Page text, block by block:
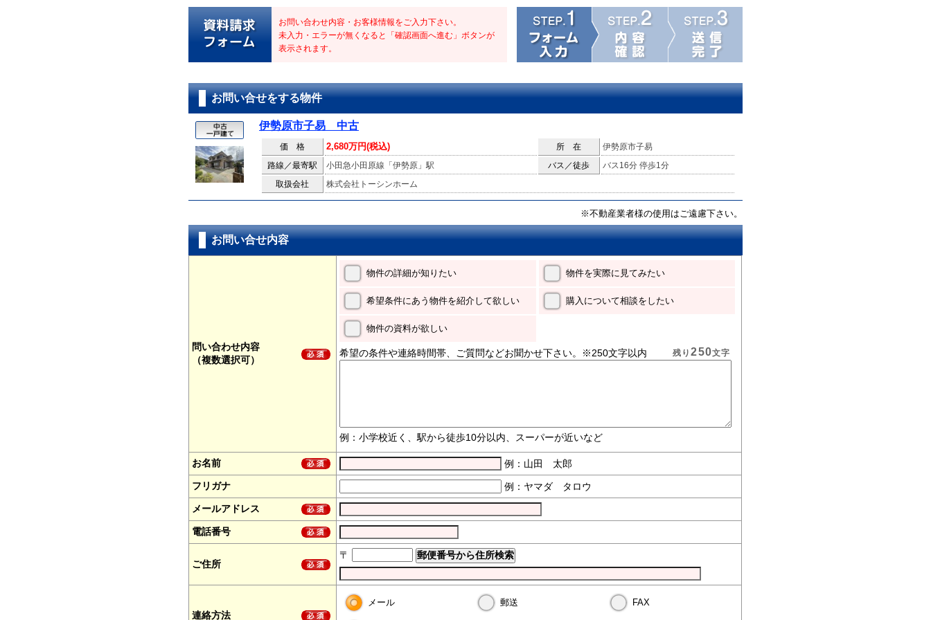
お問い合わせ内容・お客様情報をご入力下さい。
未入力・エラーが無くなると「確認画面へ進む」ボタンが
表示されます。
お問い合せをする物件
伊勢原市子易 中古
価 格 2,680万円(税込) 所 在
伊勢原市子易
路線／最寄駅
小田急小田原線「伊勢原」駅 バス／徒歩
バス16分 停歩1分
取扱会社
株式会社トーシンホーム
※不動産業者様の使用はご遠慮下さい。
お問い合せ内容
問い合わせ内容
（複数選択可）
物件の詳細が知りたい 物件を実際に見てみたい
希望条件にあう物件を紹介して欲しい 購入について相談をしたい
物件の資料が欲しい
希望の条件や連絡時間帯、ご質問などお聞かせ下さい。※250文字以内
例：小学校近く、駅から徒歩10分以内、スーパーが近いなど
残り250文字
お名前
例：山田 太郎
フリガナ
例：ヤマダ タロウ
メールアドレス
電話番号
ご住所
〒
連絡方法
メール 郵送 FAX